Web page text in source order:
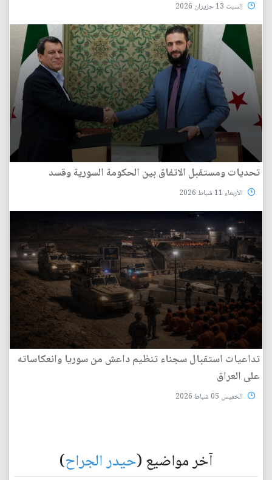
السبت 13 حزيران 2026
تحديات ومستقبل الاتفاق بين الحكومة السورية وقسد
الأربعاء 11 شباط 2026
تداعيات استقبال سجناء تنظيم داعش من سوريا وانعكاساته
على العراق
الخميس 05 شباط 2026
آخر مواضيع (حيدر الجراح)